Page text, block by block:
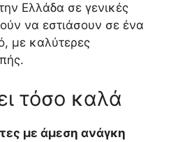
Ελλάδα σε γενικές
να εστιάσουν σε ένα
με καλύτερες
τόσο καλά
με άμεση ανάγκη